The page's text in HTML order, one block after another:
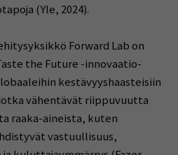
(Yle, 2024).
Forward Lab on
the Future -innovaatio-
kestävyyshaasteisiin
vähentävät riippuvuutta
raaka-aineista, kuten
vastuullisuus,